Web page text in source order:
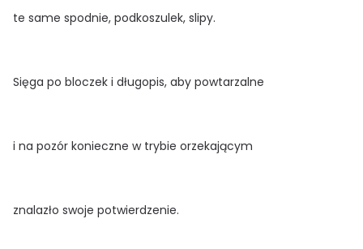
te same spodnie, podkoszulek, slipy.
Sięga po bloczek i długopis, aby powtarzalne
i na pozór konieczne w trybie orzekającym
znalazło swoje potwierdzenie.